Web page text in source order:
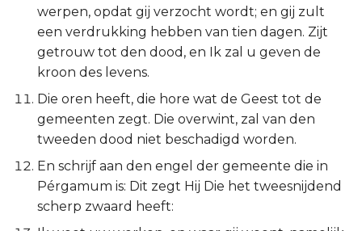
Hooglied
Jesaja
Jeremía
Klaagliederen
Ezechiël
werpen, opdat gij verzocht wordt; en gij zult
een verdrukking hebben van tien dagen. Zijt
getrouw tot den dood, en Ik zal u geven de
kroon des levens.
Die oren heeft, die hore wat de Geest tot de
gemeenten zegt. Die overwint, zal van den
tweeden dood niet beschadigd worden.
En schrijf aan den engel der gemeente die in
Pérgamum is: Dit zegt Hij Die het tweesnijdend
scherp zwaard heeft: